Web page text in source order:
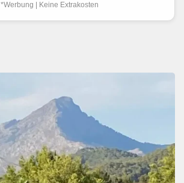
*Werbung | Keine Extrakosten